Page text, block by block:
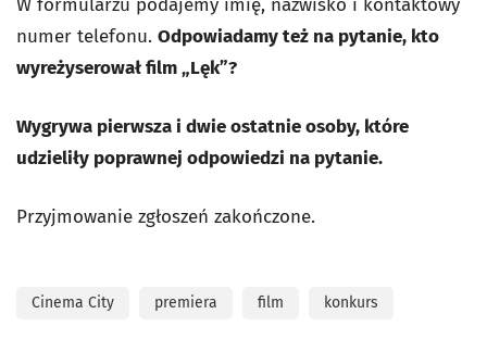
W formularzu podajemy imię, nazwisko i kontaktowy
numer telefonu. Odpowiadamy też na pytanie, kto
wyreżyserował film „Lęk”?
Wygrywa pierwsza i dwie ostatnie osoby, które
udzieliły poprawnej odpowiedzi na pytanie.
Przyjmowanie zgłoszeń zakończone.
Cinema City premiera film konkurs